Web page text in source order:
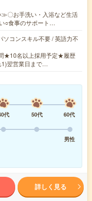
〇お手洗い・入浴など生活
○食事のサポート…
ソコンスキル不要 / 英語力不
★10名以上採用予定★履歴
翌営業日まで…
代 50代
60代
男性
詳しく見る